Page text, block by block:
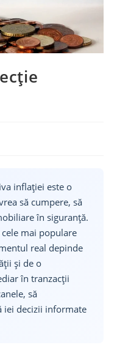
inflației este o
să cumpere, să
în siguranță.
mai populare
real depinde
și de o
în tranzacții
să
iei decizii informate